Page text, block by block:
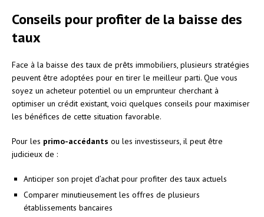
Conseils pour profiter de la baisse des
taux
Face à la baisse des taux de prêts immobiliers, plusieurs stratégies
peuvent être adoptées pour en tirer le meilleur parti. Que vous
soyez un acheteur potentiel ou un emprunteur cherchant à
optimiser un crédit existant, voici quelques conseils pour maximiser
les bénéfices de cette situation favorable.
Pour les primo-accédants ou les investisseurs, il peut être
judicieux de :
Anticiper son projet d’achat pour profiter des taux actuels
Comparer minutieusement les offres de plusieurs
établissements bancaires